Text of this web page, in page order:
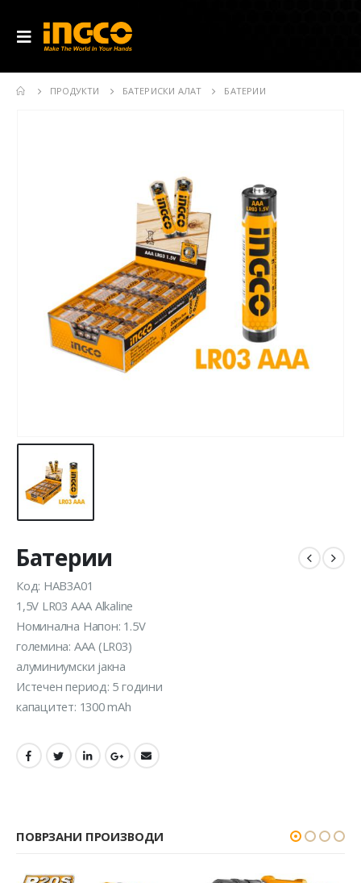
ПРОДУКТИ БАТЕРИСКИ АЛАТ БАТЕРИИ
Батерии
Код: HAB3A01
1,5V LR03 AAA Alkaline
Номинална Напон: 1.5V
големина: AAA (LR03)
алуминиумски јакна
Истечен период: 5 години
капацитет: 1300 mAh
ПОВРЗАНИ ПРОИЗВОДИ